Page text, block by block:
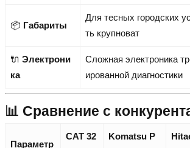
📦 Габариты
Для тесных городских
ть крупноват
🔌 Электрони
ка
Сложная электроника
ированной диагностики
📊 Сравнение с
Параметр
CAT 32
Komatsu P